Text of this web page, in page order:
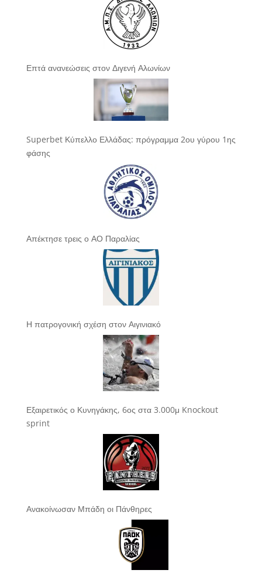
Επτά ανανεώσεις στον Διγενή Αλωνίων
Superbet Κύπελλο Ελλάδας: πρόγραμμα 2ου γύρου 1ης
φάσης
Απέκτησε τρεις ο ΑΟ Παραλίας
Η πατρογονική σχέση στον Αιγινιακό
Εξαιρετικός ο Κυνηγάκης, 6ος στα 3.000μ Knockout
sprint
Ανακοίνωσαν Μπάδη οι Πάνθηρες